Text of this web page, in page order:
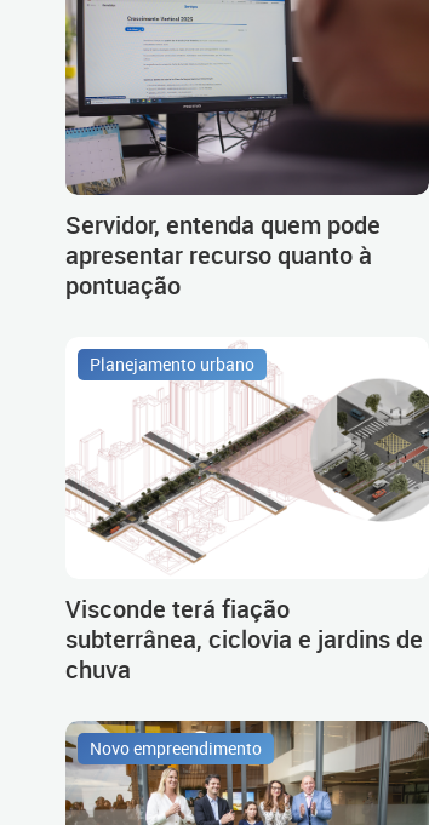
Servidor, entenda quem pode
apresentar recurso quanto à
pontuação
Planejamento urbano
Visconde terá fiação
subterrânea, ciclovia e jardins de
chuva
Novo empreendimento